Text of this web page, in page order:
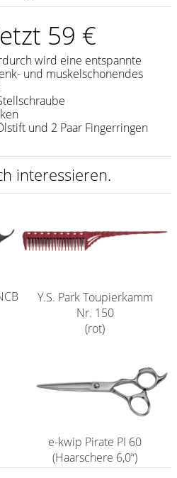
59 €
wird eine entspannte
und muskelschonendes
und 2 Paar Fingerringen
interessieren.
Y.S. Park Toupierkamm
Nr. 150
(rot)
e-kwip Pirate PI 60
(Haarschere 6,0“)